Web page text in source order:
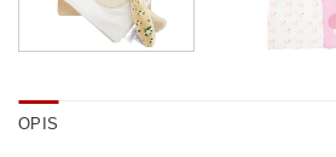
OPIS